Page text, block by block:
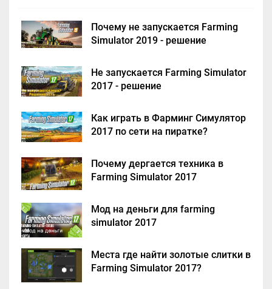
Почему не запускается Farming
Simulator 2019 - решение
Не запускается Farming Simulator
2017 - решение
Как играть в Фарминг Симулятор
2017 по сети на пиратке?
Почему дергается техника в
Farming Simulator 2017
Мод на деньги для farming
simulator 2017
Места где найти золотые слитки в
Farming Simulator 2017?